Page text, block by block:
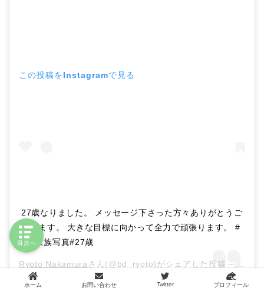
この投稿をInstagramで見る
27歳なりました。 メッセージ下さった方々ありがとうご
ざいます。 大きな目標に向かって全力で頑張ります。 #
初#家族写真#27歳
Ryoto Nakamuraさん(@bd_ryoto)がシェアした投稿 – 2018
ホーム お問い合わせ Twitter プロフィール
目次へ